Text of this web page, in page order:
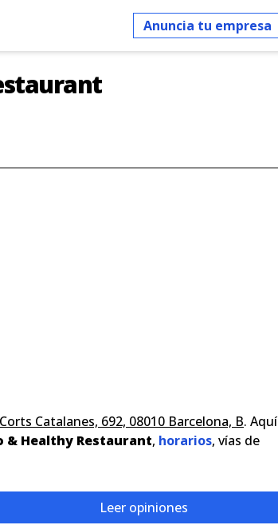
Anuncia tu empresa
Catalanes, 692, 08010 Barcelona, B. Aquí
& Healthy Restaurant, horarios, vías de
Leer opiniones